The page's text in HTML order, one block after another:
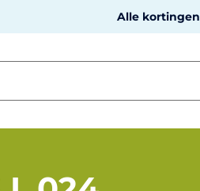
Alle kortingen